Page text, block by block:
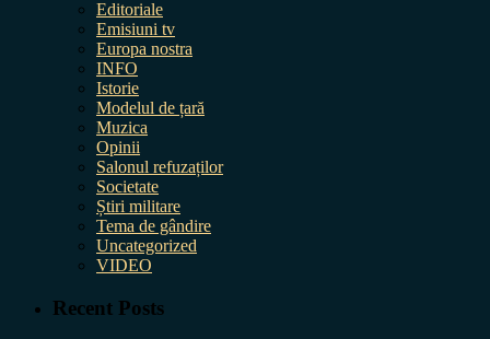
Editoriale
Emisiuni tv
Europa nostra
INFO
Istorie
Modelul de țară
Muzica
Opinii
Salonul refuzaților
Societate
Știri militare
Tema de gândire
Uncategorized
VIDEO
Recent Posts